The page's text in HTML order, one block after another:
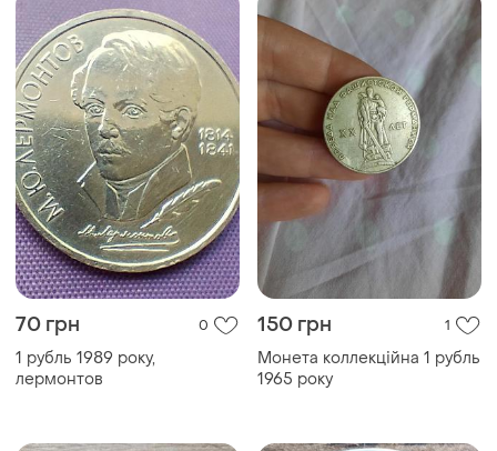
70 грн 0
1 рубль 1989 року,
лермонтов
150 грн 1
Монета коллекційна 1 рубль
1965 року